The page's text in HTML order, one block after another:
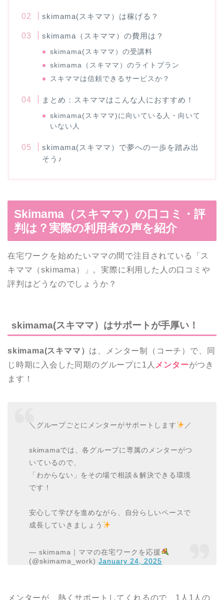
skimama(スキママ）は稼げる？
skimama（スキママ）の費用は？
skimama(スキママ）の受講料
skimama（スキママ）のライトプラン
スキママは信頼できるサービスか？
まとめ：スキママはこんな人におすすめ！
skimama(スキママ)に向いている人・向いて
いない人
skimama(スキママ）で夢への一歩を踏み出
そう♪
Skimama（スキママ）の口コミ・評
判は？実際の利用者の声を紹介
在宅ワークを始めたいママの間で注目されている「ス
キママ（skimama）」。実際に利用した人の口コミや
評判はどうなのでしょうか？
skimama(スキママ）はサポートが手厚い！
skimama(スキママ） は、メンター制（コーチ）で、同
じ時期に入会した同期のグループに1人 メンターがつき
ます！
＼グループごとにメンターがサポートします ／
skimamaでは、各グループに専属のメンターがつ
いているので、
「わからない」をその場で相談＆解決できる環境
です！
安心して学びを進めながら、自分らしいペースで
成長していきましょう
— skimama｜ママの在宅ワークを応援
(@skimama_work)January 24, 2025
メンターが、熱くサポートしてくれるので、1人1人の